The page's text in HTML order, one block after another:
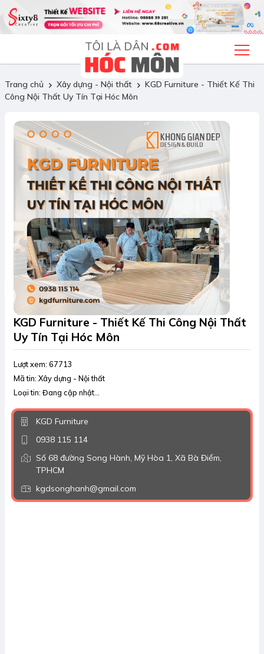
Trang chủ Xây dựng - Nội thất
KGD Furniture - Thiết Kế Thi
Công Nội Thất Uy Tín Tại Hóc Môn
KGD Furniture - Thiết Kế Thi Công Nội Thất
Uy Tín Tại Hóc Môn
Lượt xem: 67713
Mã tin: Xây dựng - Nội thất
Loại tin: Đang cập nhật...
KGD Furniture
0938 115 114
Số 68 đường Song Hành, Mỹ Hòa 1, Xã Bà Điểm,
TPHCM
kgdsonghanh@gmail.com